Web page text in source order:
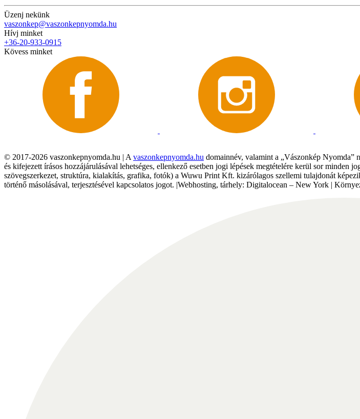
Üzenj nekünk
vaszonkep@vaszonkepnyomda.hu
Hívj minket
+36-20-933-0915
Kövess minket
© 2017-2026 vaszonkepnyomda.hu | A vaszonkepnyomda.hu domainnév, valamint a „Vászonkép Nyomda”
és kifejezett írásos hozzájárulásával lehetséges, ellenkező esetben jogi lépések megtételére kerül sor minden
szövegszerkezet, struktúra, kialakítás, grafika, fotók) a Wuwu Print Kft. kizárólagos szellemi tulajdonát
történő másolásával, terjesztésével kapcsolatos jogot. |Webhosting, tárhely: Digitalocean – New York |